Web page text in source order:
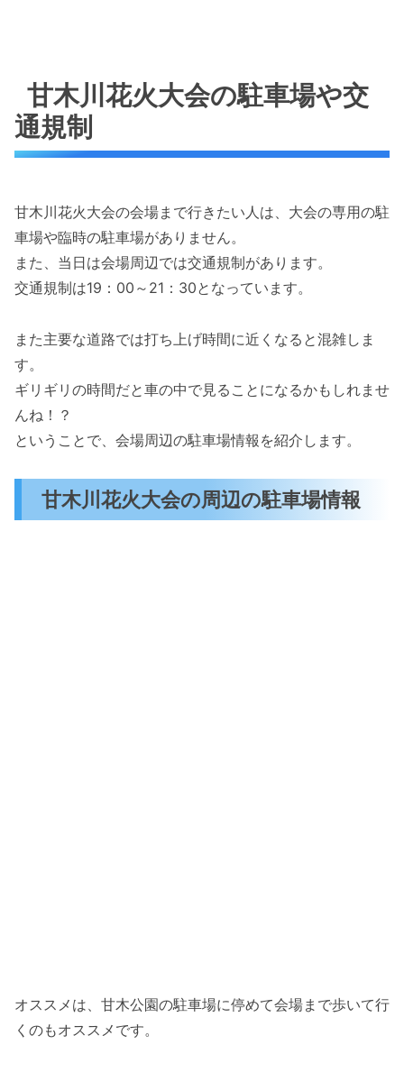
甘木川花火大会の駐車場や交
通規制
甘木川花火大会の会場まで行きたい人は、大会の専用の駐
車場や臨時の駐車場がありません。
また、当日は会場周辺では交通規制があります。
交通規制は19：00～21：30となっています。
また主要な道路では打ち上げ時間に近くなると混雑しま
す。
ギリギリの時間だと車の中で見ることになるかもしれませ
んね！？
ということで、会場周辺の駐車場情報を紹介します。
甘木川花火大会の周辺の駐車場情報
オススメは、甘木公園の駐車場に停めて会場まで歩いて行
くのもオススメです。